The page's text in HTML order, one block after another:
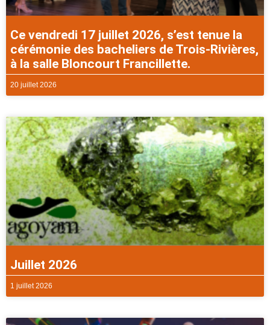
Ce vendredi 17 juillet 2026, s’est tenue la
cérémonie des bacheliers de Trois-Rivières,
à la salle Bloncourt Francillette.
20 juillet 2026
Juillet 2026
1 juillet 2026